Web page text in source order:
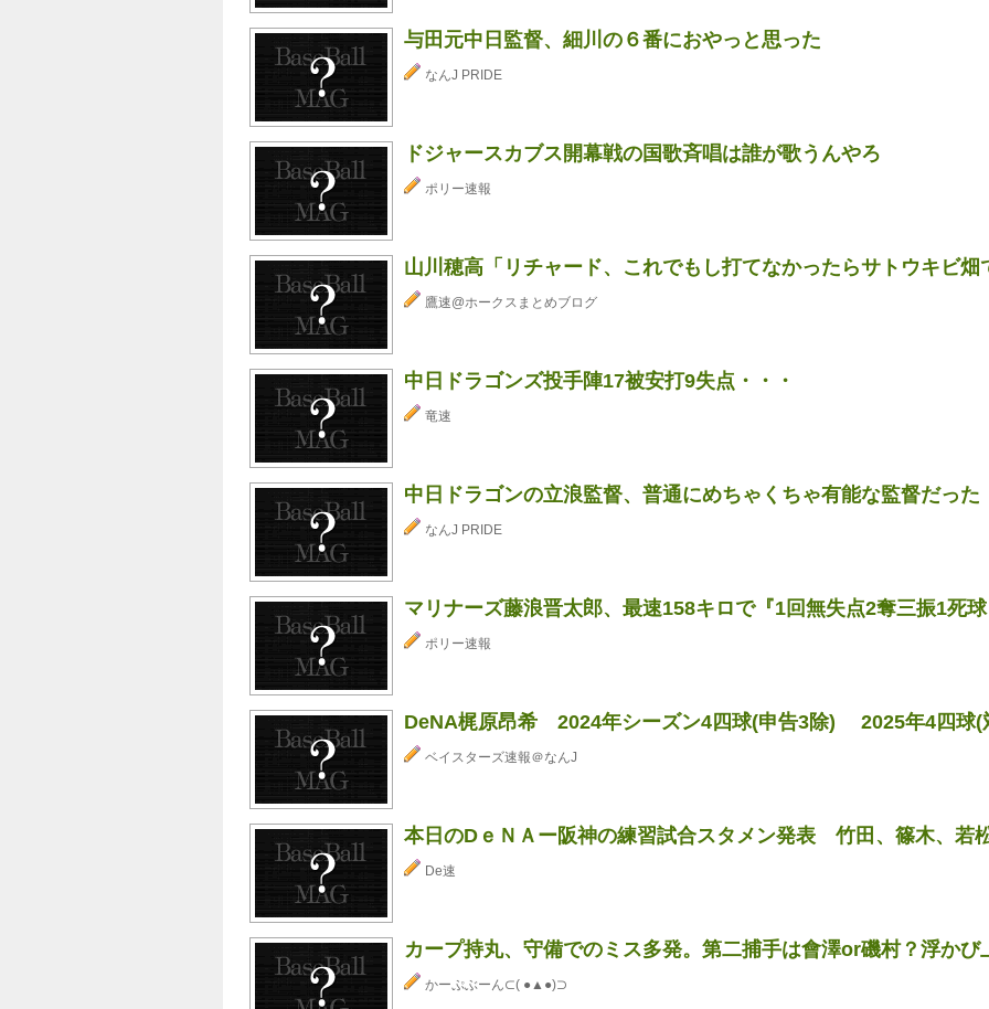
与田元中日監督、細川の６番におやっと思った
なんJ PRIDE
ドジャースカブス開幕戦の国歌斉唱は誰が歌うんやろ
ポリー速報
山川穂高「リチャード、これでもし打てなかったらサトウキビ畑
鷹速@ホークスまとめブログ
中日ドラゴンズ投手陣17被安打9失点・・・
竜速
中日ドラゴンの立浪監督、普通にめちゃくちゃ有能な監督だった
なんJ PRIDE
マリナーズ藤浪晋太郎、最速158キロで『1回無失点2奪三振1死
ポリー速報
DeNA梶原昂希 2024年シーズン4四球(申告3除) 2025年4四球(
ベイスターズ速報＠なんJ
本日のDｅＮＡー阪神の練習試合スタメン発表 竹田、篠木、若
De速
カープ持丸、守備でのミス多発。第二捕手は會澤or磯村？浮か
かーぷぶーん⊂( ●▲●)⊃